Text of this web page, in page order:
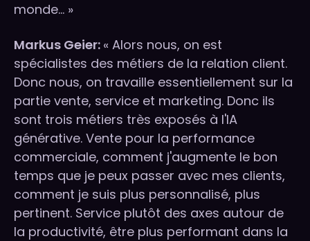
monde... »
Markus Geier: « Alors nous, on est
spécialistes des métiers de la relation client.
Donc nous, on travaille essentiellement sur la
partie vente, service et marketing. Donc ils
sont trois métiers très exposés à l'IA
générative. Vente pour la performance
commerciale, comment j'augmente le bon
temps que je peux passer avec mes clients,
comment je suis plus personnalisé, plus
pertinent. Service plutôt des axes autour de
la productivité, être plus performant dans la